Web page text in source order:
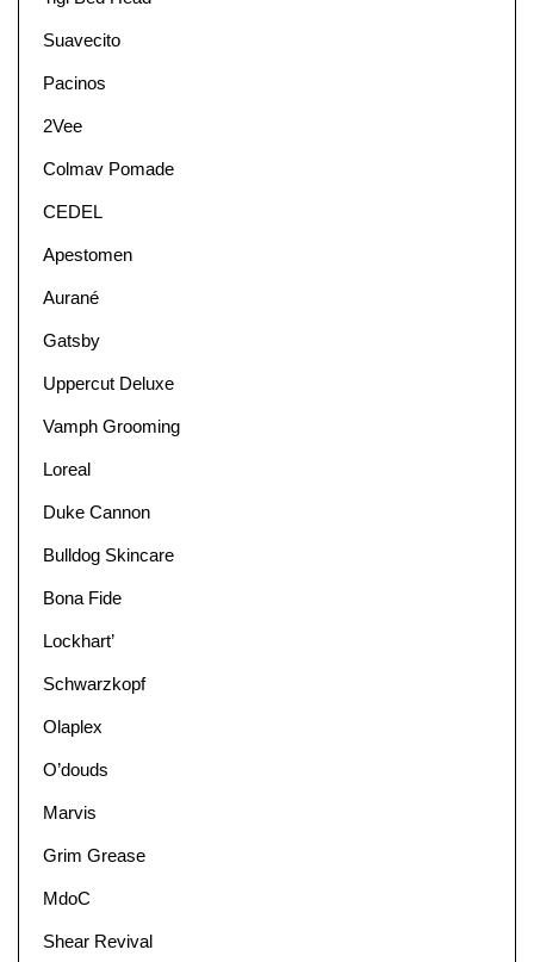
Suavecito
Pacinos
2Vee
Colmav Pomade
CEDEL
Apestomen
Aurané
Gatsby
Uppercut Deluxe
Vamph Grooming
Loreal
Duke Cannon
Bulldog Skincare
Bona Fide
Lockhart’
Schwarzkopf
Olaplex
O’douds
Marvis
Grim Grease
MdoC
Shear Revival